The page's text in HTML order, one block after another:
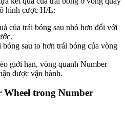
hình cược H/L:
của trái bóng sau nhỏ hơn đối với
sau to hơn trái bóng của vòng
giới hạn, vòng quanh Number
được vận hành.
trong Number